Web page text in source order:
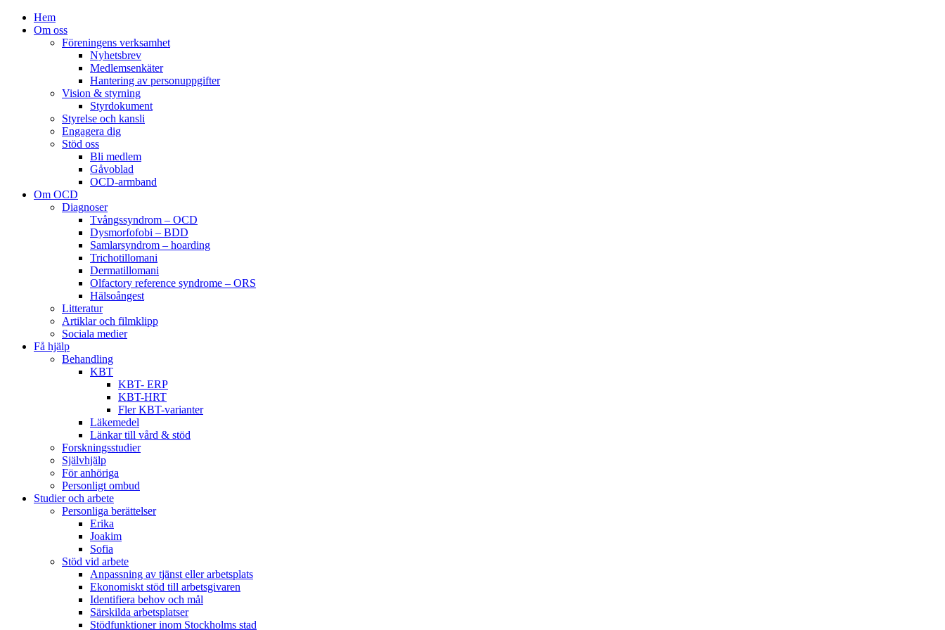
Hem
Om oss
Föreningens verksamhet
Nyhetsbrev
Medlemsenkäter
Hantering av personuppgifter
Vision & styrning
Styrdokument
Styrelse och kansli
Engagera dig
Stöd oss
Bli medlem
Gåvoblad
OCD-armband
Om OCD
Diagnoser
Tvångssyndrom – OCD
Dysmorfofobi – BDD
Samlarsyndrom – hoarding
Trichotillomani
Dermatillomani
Olfactory reference syndrome – ORS
Hälsoångest
Litteratur
Artiklar och filmklipp
Sociala medier
Få hjälp
Behandling
KBT
KBT- ERP
KBT-HRT
Fler KBT-varianter
Läkemedel
Länkar till vård & stöd
Forskningsstudier
Självhjälp
För anhöriga
Personligt ombud
Studier och arbete
Personliga berättelser
Erika
Joakim
Sofia
Stöd vid arbete
Anpassning av tjänst eller arbetsplats
Ekonomiskt stöd till arbetsgivaren
Identifiera behov och mål
Särskilda arbetsplatser
Stödfunktioner inom Stockholms stad